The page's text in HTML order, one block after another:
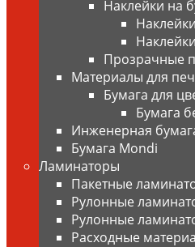
Наклейки на
Прозрачные
Материалы для
Бумага для
Бумага
Инженерная
Бумага Mondi
Ламинаторы
Пакетные
Рулонные
Рулонные
Расходные